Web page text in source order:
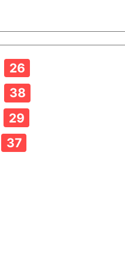
26
38
29
37